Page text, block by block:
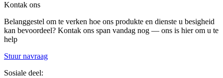
Kontak ons
Belanggestel om te verken hoe ons produkte en dienste u besigheid
kan bevoordeel? Kontak ons ​​span vandag nog — ons is hier om u te
help
Stuur navraag
Sosiale deel: